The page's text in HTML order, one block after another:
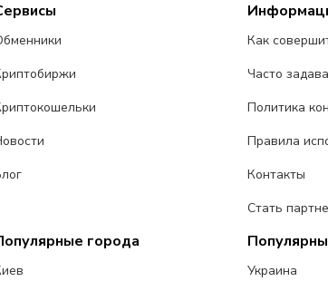
Как
Часто
Политика
Правила
Контакты
Стать
города
Украина